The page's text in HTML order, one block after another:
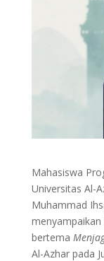
Mahasiswa
Universitas Al-
Muhammad
bertema
Al-Azhar pada